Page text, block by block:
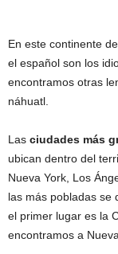
En este continente
el español son los
encontramos otras
náhuatl.
Las ciudades más
ubican dentro del
Nueva York, Los
las más pobladas se
el primer lugar es la
encontramos a